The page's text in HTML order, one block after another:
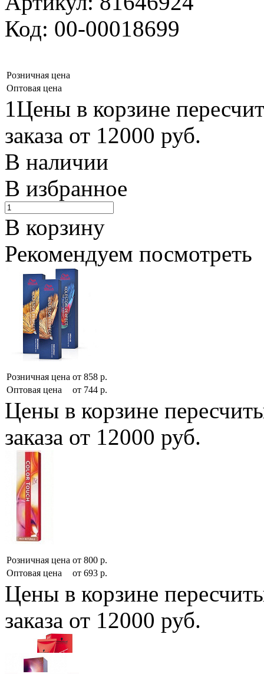
Код: 00-00018699
Розничная цена
Оптовая цена
1Цены в корзине
заказа от 12000 руб.
В наличии
В избранное
В корзину
Рекомендуем посмотреть
Розничная цена от 858 р.
Оптовая цена
от 744 р.
Цены в корзине
заказа от 12000 руб.
Розничная цена от 800 р.
Оптовая цена
от 693 р.
Цены в корзине
заказа от 12000 руб.